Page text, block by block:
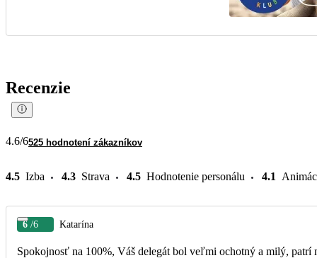
Recenzie
4.6/6525 hodnotení zákazníkov
4.5 Izba 4.3 Strava 4.5 Hodnotenie personálu 4.1
6 /6 Katarína
Spokojnosť na 100%, Váš delegát bol veľmi ochotný a milý, patrí